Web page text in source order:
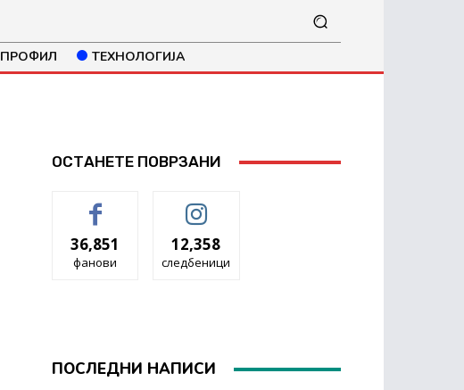
ПРОФИЛ ТЕХНОЛОГИЈА
ОСТАНЕТЕ ПОВРЗАНИ
36,851
фанови
12,358
следбеници
ПОСЛЕДНИ НАПИСИ